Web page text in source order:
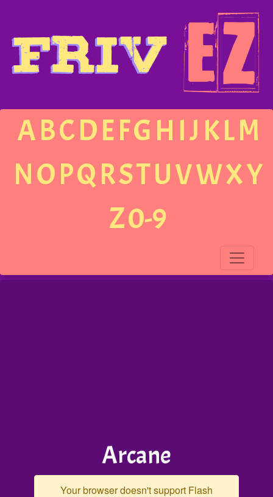
ABCDEFGH IJ KLM
NOPQRSTUVWXY
Z0-9
Arcane
Your browser doesn't support Flash